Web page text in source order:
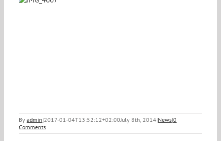
By admin|2017-01-04T13:52:12+02:00July 8th, 2014|News|0
Comments